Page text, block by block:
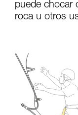
puede chocar
roca u otros